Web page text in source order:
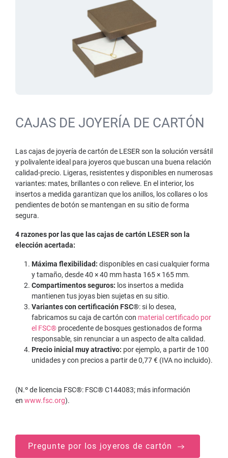
CAJAS DE JOYERÍA DE CARTÓN
Las cajas de joyería de cartón de LESER son la solución versátil
y polivalente ideal para joyeros que buscan una buena relación
calidad-precio. Ligeras, resistentes y disponibles en numerosas
variantes: mates, brillantes o con relieve. En el interior, los
insertos a medida garantizan que los anillos, los collares o los
pendientes de botón se mantengan en su sitio de forma
segura.
4 razones por las que las cajas de cartón LESER son la
elección acertada:
Máxima flexibilidad: disponibles en casi cualquier forma
y tamaño, desde 40 × 40 mm hasta 165 × 165 mm.
Compartimentos seguros: los insertos a medida
mantienen tus joyas bien sujetas en su sitio.
Variantes con certificación FSC®: si lo desea,
fabricamos su caja de cartón con material certificado por
el FSC® procedente de bosques gestionados de forma
responsable, sin renunciar a un aspecto de alta calidad.
Precio inicial muy atractivo: por ejemplo, a partir de 100
unidades y con precios a partir de 0,77 € (IVA no incluido).
(N.º de licencia FSC®: FSC® C144083; más información
en www.fsc.org).
Pregunte por los joyeros de cartón